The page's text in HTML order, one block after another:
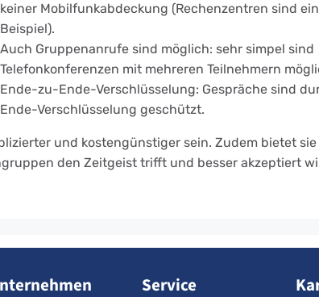
keiner Mobilfunkabdeckung (Rechenzentren sind
Beispiel).
Auch Gruppenanrufe sind möglich: sehr simpel sind
Telefonkonferenzen mit mehreren Teilnehmern
Ende-zu-Ende-Verschlüsselung: Gespräche sind
Ende-Verschlüsselung geschützt.
und kostengünstiger sein. Zudem bietet
den Zeitgeist trifft und besser akzeptiert
Service